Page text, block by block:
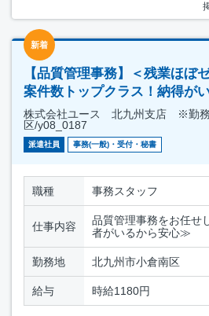
新着
【品質管理事務】＜残業ほぼ
案件数トップクラス！納得が
株式会社ユース 北九州支店 ※勤務
区/y08_0187
派遣社員 事務(一般)・受付・秘書
職種 事務スタッフ
仕事内容
品質管理事務をお任
者がいるから安心≫
勤務地 北九州市小倉南区
給与 時給1180円